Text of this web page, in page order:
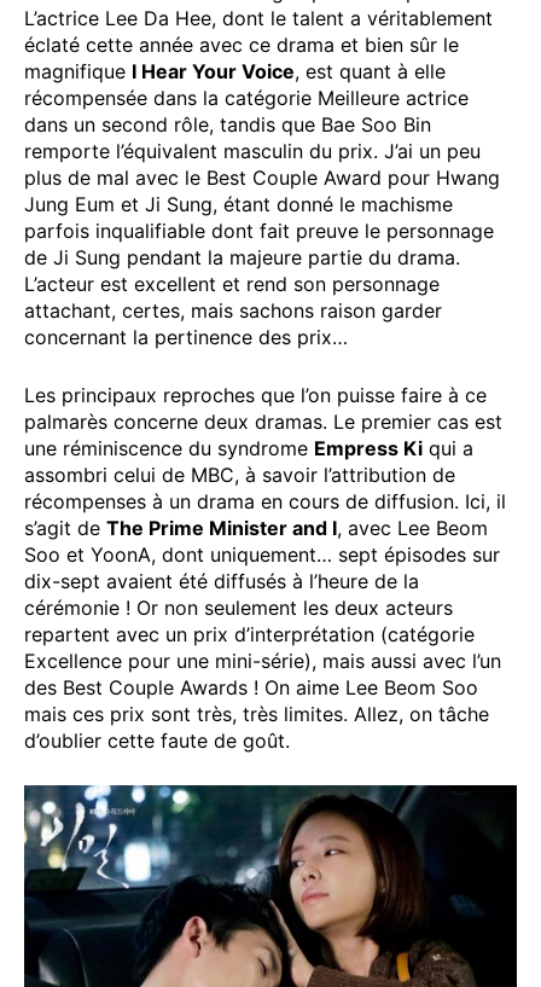
L’actrice Lee Da Hee, dont le talent a véritablement
éclaté cette année avec ce drama et bien sûr le
magnifique I Hear Your Voice, est quant à elle
récompensée dans la catégorie Meilleure actrice
dans un second rôle, tandis que Bae Soo Bin
remporte l’équivalent masculin du prix. J’ai un peu
plus de mal avec le Best Couple Award pour Hwang
Jung Eum et Ji Sung, étant donné le machisme
parfois inqualifiable dont fait preuve le personnage
de Ji Sung pendant la majeure partie du drama.
L’acteur est excellent et rend son personnage
attachant, certes, mais sachons raison garder
concernant la pertinence des prix…
Les principaux reproches que l’on puisse faire à ce
palmarès concerne deux dramas. Le premier cas est
une réminiscence du syndrome Empress Ki qui a
assombri celui de MBC, à savoir l’attribution de
récompenses à un drama en cours de diffusion. Ici, il
s’agit de The Prime Minister and I, avec Lee Beom
Soo et YoonA, dont uniquement… sept épisodes sur
dix-sept avaient été diffusés à l’heure de la
cérémonie ! Or non seulement les deux acteurs
repartent avec un prix d’interprétation (catégorie
Excellence pour une mini-série), mais aussi avec l’un
des Best Couple Awards ! On aime Lee Beom Soo
mais ces prix sont très, très limites. Allez, on tâche
d’oublier cette faute de goût.